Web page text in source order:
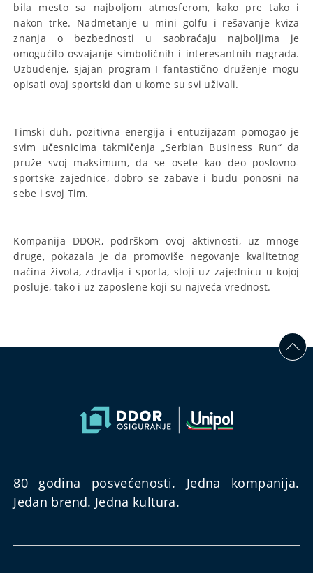
bila mesto sa najboljom atmosferom, kako pre tako i
nakon trke. Nadmetanje u mini golfu i rešavanje kviza
znanja o bezbednosti u saobraćaju najboljima je
omogućilo osvajanje simboličnih i interesantnih nagrada.
Uzbuđenje, sjajan program I fantastično druženje mogu
opisati ovaj sportski dan u kome su svi uživali.
Timski duh, pozitivna energija i entuzijazam pomogao je
svim učesnicima takmičenja „Serbian Business Run“ da
pruže svoj maksimum, da se osete kao deo poslovno-
sportske zajednice, dobro se zabave i budu ponosni na
sebe i svoj Tim.
Kompanija DDOR, podrškom ovoj aktivnosti, uz mnoge
druge, pokazala je da promoviše negovanje kvalitetnog
načina života, zdravlja i sporta, stoji uz zajednicu u kojoj
posluje, tako i uz zaposlene koji su najveća vrednost.
80 godina posvećenosti. Jedna kompanija.
Jedan brend. Jedna kultura.